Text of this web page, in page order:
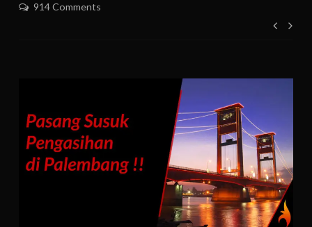
914 Comments
Post